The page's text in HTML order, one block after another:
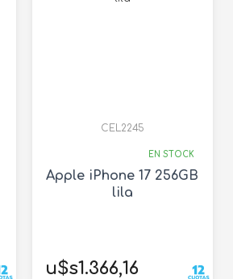
CEL2245
EN STOCK
Apple iPhone 17 256GB
lila
u$s1.366,16